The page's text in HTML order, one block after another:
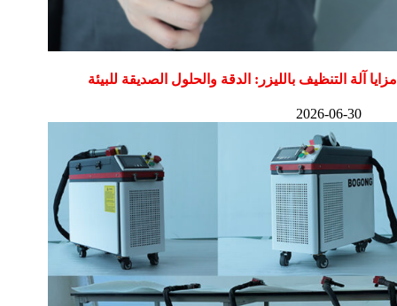
مزايا آلة التنظيف بالليزر: الدقة والحلول الصديقة للبيئة
2026-06-30